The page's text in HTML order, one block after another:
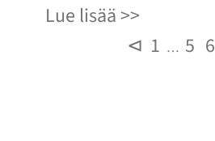
Lue lisää
⊲ 1 … 5 6